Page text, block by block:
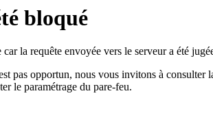
bloqué
la requête envoyée vers le serveur a été
pas opportun, nous vous invitons à consulter
le paramétrage du pare-feu.